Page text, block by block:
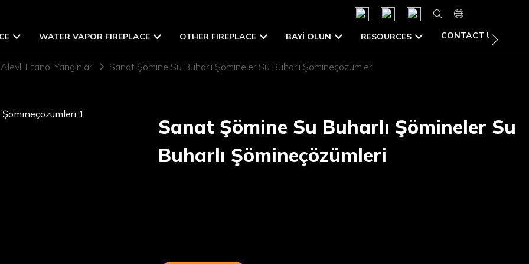
WATER VAPOR FIREPLACE OTHER FIREPLACE BAYI OLUN RESOURCES CONTACT US
Etanol Yangınları Sanat Şömine Su Buharlı Şömineler Su Buharlı Şömineçözümleri
Sanat Şömine Su Buharlı Şömineler Su
Buharlı Şömineçözümleri